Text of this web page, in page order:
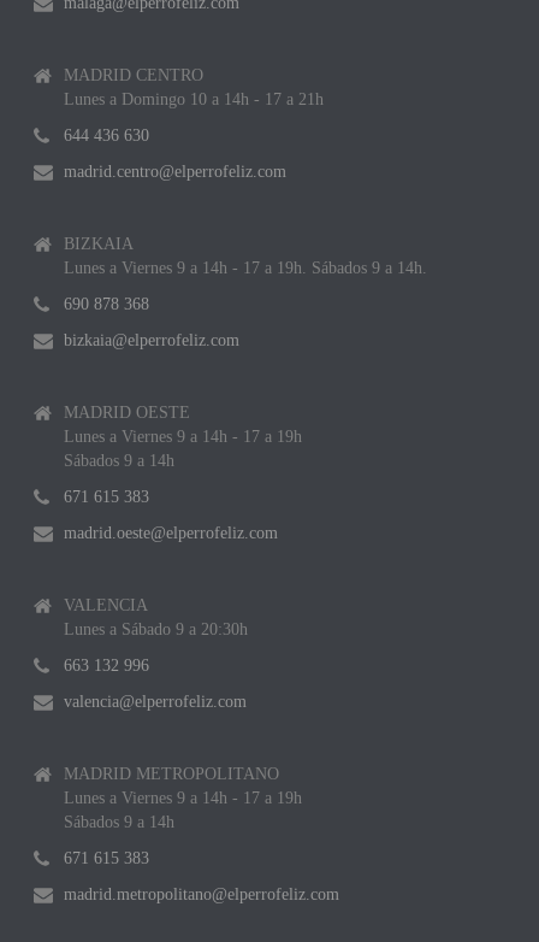
MADRID CENTRO
Lunes a Domingo 10 a 14h - 17 a 21h
644 436 630
madrid.centro@elperrofeliz.com
BIZKAIA
Lunes a Viernes 9 a 14h - 17 a 19h. Sábados 9 a 14h.
690 878 368
bizkaia@elperrofeliz.com
MADRID OESTE
Lunes a Viernes 9 a 14h - 17 a 19h
Sábados 9 a 14h
671 615 383
madrid.oeste@elperrofeliz.com
VALENCIA
Lunes a Sábado 9 a 20:30h
663 132 996
valencia@elperrofeliz.com
MADRID METROPOLITANO
Lunes a Viernes 9 a 14h - 17 a 19h
Sábados 9 a 14h
671 615 383
madrid.metropolitano@elperrofeliz.com